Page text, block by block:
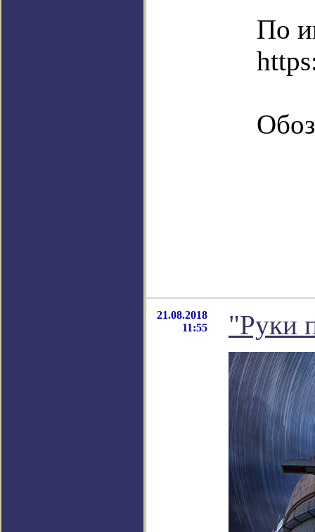
По
21.08.2018
11:55
"Руки